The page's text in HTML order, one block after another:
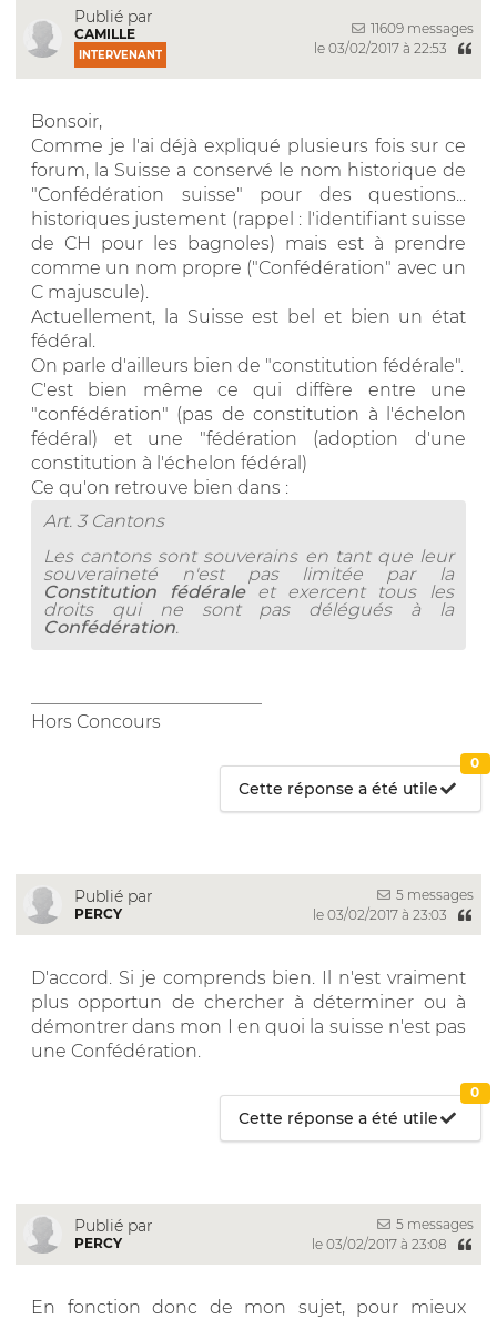
Publié par
CAMILLE
INTERVENANT
11609 messages
le 03/02/2017 à 22:53
Bonsoir,
Comme je l'ai déjà expliqué plusieurs fois sur ce
forum, la Suisse a conservé le nom historique de
"Confédération suisse" pour des questions...
historiques justement (rappel : l'identifiant suisse
de CH pour les bagnoles) mais est à prendre
comme un nom propre ("Confédération" avec un
C majuscule).
Actuellement, la Suisse est bel et bien un état
fédéral.
On parle d'ailleurs bien de "constitution fédérale".
C'est bien même ce qui diffère entre une
"confédération" (pas de constitution à l'échelon
fédéral) et une "fédération (adoption d'une
constitution à l'échelon fédéral)
Ce qu'on retrouve bien dans :
Art. 3 Cantons
Les cantons sont souverains en tant que leur
souveraineté n'est pas limitée par la
Constitution fédéraleet exercent tous les
droits qui ne sont pas délégués à la
Confédération.
Hors Concours
Cette réponse a été utile
0
Publié par
PERCY
5 messages
le 03/02/2017 à 23:03
D'accord. Si je comprends bien. Il n'est vraiment
plus opportun de chercher à déterminer ou à
démontrer dans mon I en quoi la suisse n'est pas
une Confédération.
Cette réponse a été utile
0
Publié par
PERCY
5 messages
le 03/02/2017 à 23:08
En fonction donc de mon sujet, pour mieux